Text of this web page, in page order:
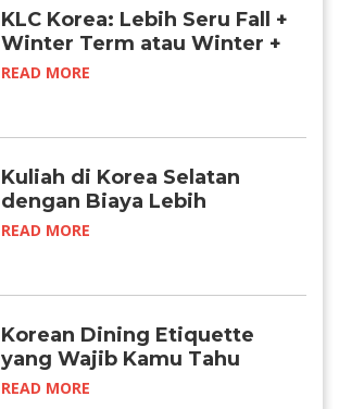
KLC Korea: Lebih Seru Fall +
Winter Term atau Winter +
Spring Term?
READ MORE
Kuliah di Korea Selatan
dengan Biaya Lebih
Terjangkau? Daejeon
READ MORE
Korean Dining Etiquette
yang Wajib Kamu Tahu
Sebelum Makan Bareng
READ MORE